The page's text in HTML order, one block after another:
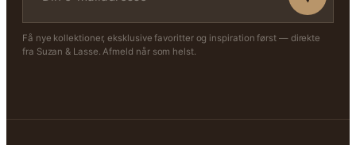
Få nye kollektioner, eksklusive favoritter og inspiration først — direkte
fra Suzan & Lasse. Afmeld når som helst.